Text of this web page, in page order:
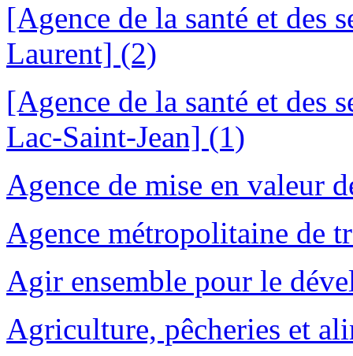
[Agence de la santé et des
Laurent] (2)
[Agence de la santé et des
Lac-Saint-Jean] (1)
Agence de mise en valeur
Agence métropolitaine de
Agir ensemble pour le
Agriculture, pêcheries et